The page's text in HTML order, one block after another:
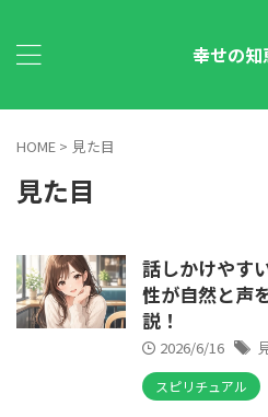
幸せの知
HOME > 見た目
見た目
話しかけやす
性が自然と声
説！
2026/6/16
スピリチュアル